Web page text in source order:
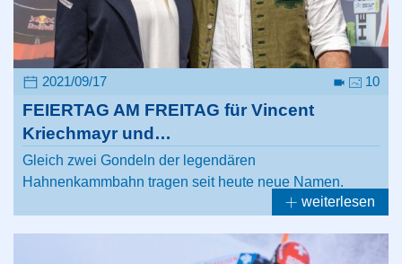
2021/09/17 10
FEIERTAG AM FREITAG für Vincent
Kriechmayr und…
Gleich zwei Gondeln der legendären
Hahnenkammbahn tragen seit heute neue Namen.
weiterlesen